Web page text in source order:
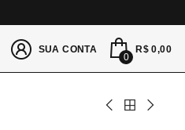
SUA CONTA
0
R$ 0,00